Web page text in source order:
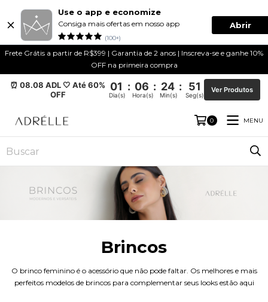
Use o app e economize
Consiga mais ofertas em nosso app
(100+)
Abrir
Frete Grátis a partir de R$399 | Garantia de 2 anos | Inscreva-se e ganhe 10%
OFF na primeira compra
⏰ 08.08 ADL 🤍 Até 60%
OFF
01 : 06 : 24 : 51
Dia(s) Hora(s) Min(s) Seg(s)
Ver Produtos
0 MENU
Brincos
O brinco feminino é o acessório que não pode faltar. Os melhores e mais
perfeitos modelos de brincos para complementar seus looks estão aqui